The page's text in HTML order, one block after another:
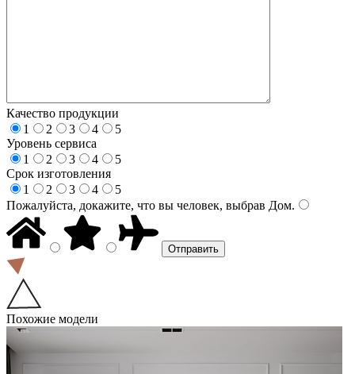
Качество продукции
1
2 3 4
5
Уровень сервиса
1
2 3 4
5
Срок изготовления
1
2 3 4
5
Пожалуйста, докажите, что вы человек, выбрав Дом.
Похожие модели